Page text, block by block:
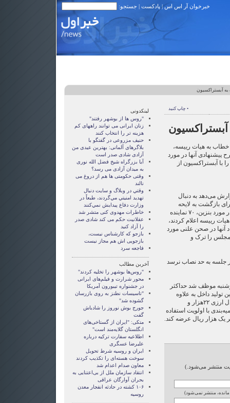
خبرخوان آر اس اس| پادکست | جستجو:
• چاپ کنید
خطاب به هیات رییسه،
پیشنهادی آنها در مورد
با آبستراکسیون از
می‌دهد به دنبال
بازگشت به لایحه
دولت در مورد بند "و" تبصره ۱۳ در مورد بنزین، ۷۰ نماینده
رییسه اعلام کردند،
آنها در صحن علنی مورد
مجلس را ترک و
جلسه به حد نصاب نرسد
موظف شد حداکثر
خردادماه سال ۱۳۸۶ بنزین تولید داخل به علاوه
بنزین وارداتی تا سقف یارانه‌ معادل ارزی ۲۲هزار و
با اولویت استفاده
یک هزار ریال عرضه کند.
منتشر می‌شود.)
مانده، منتشر نمی‌شود)
لینکدونی
"روس ها از بوشهر رفتند"
زنان ايرانی می توانند راههای کم
هزينه تر را انتخاب کنند
حنیف مزروعی در گفتگو با
بلاگرهای آلمانی: بهترین عیدی من
آزادی شادی صدر است
آيا بزرگراه شيخ فضل الله نوری
به ميدان آزادی می رسد؟
وقتی حکومتی ها هم از دروغ می
نالند
وقتي در وبلاگ و سايت دنبال
تهديد امنيتي مي‌گردند، طبعاً در
وزارت دفاع پيدايش نمي‌كنند
خاطرات مهدوی كنی متشر شد
عقلانيت حکم می کند شادی صدر
را آزاد کنيد
بازجو که کارشناس نیست،
بازجویی اش هم مجاز نیست
فاجعه سرد
آخرین مطالب
"روس‌ها بوشهر را تخلیه کردند"
محور شرارت و فیلم‌های ایرانی
در جشنواره تیبورون آمریکا
"تاسیسات نطنز به روی بازرسان
گشوده شد"
جورج بوش نوروز را شادباش
گفت
متکی: "ایران از گستاخی‌های
انگلستان گلایه‌مند است"
اطلاعیه سفارت ترکیه درباره
علیرضا عسگری
ایران و روسیه شرط تحویل
سوخت هسته‌ای را تکذیب کردند
معاون صدام اعدام شد
انتقاد سازمان ملل از بی‌اعتنایی به
بحران آوارگان عراقی
۱۰۶ کشته در حادثه انفجار معدن
روسیه